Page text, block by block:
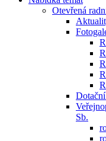
Otevřená
Sb.